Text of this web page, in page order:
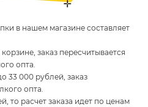
в нашем магазине составляет
заказ пересчитывается
опта.
33 000 рублей, заказ
опта.
то расчет заказа идет по ценам